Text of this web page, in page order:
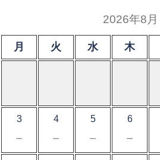
2026年8月
月 火 水 木
3
－
4
－
5
－
6
－